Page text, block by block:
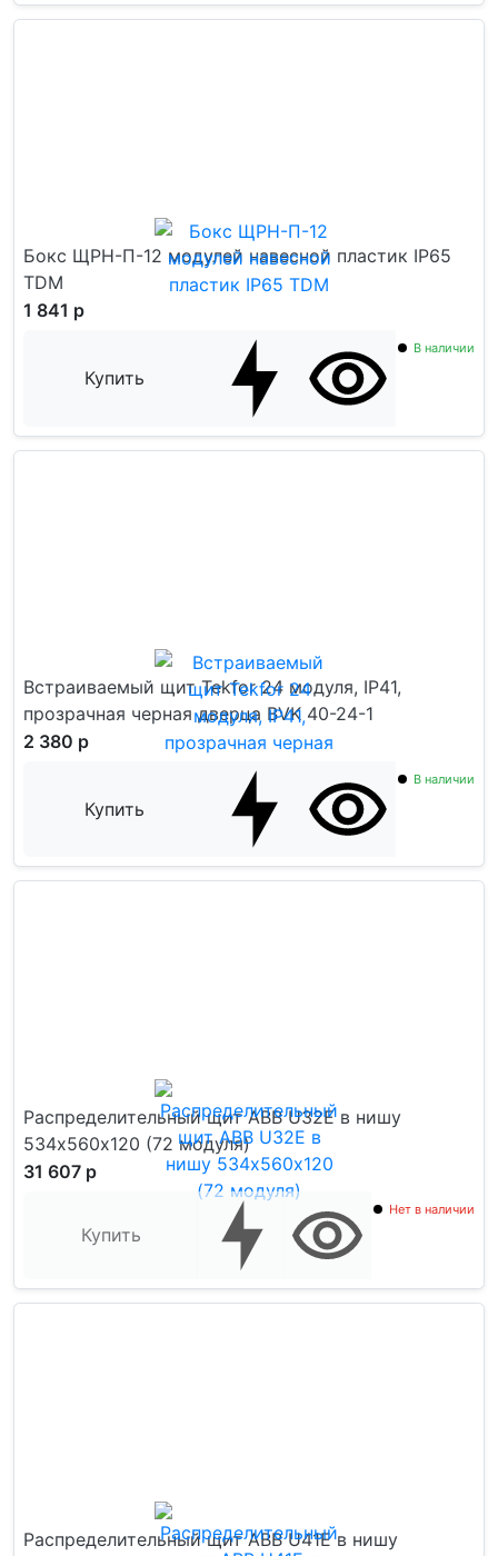
Бокс ЩРН-П-12 модулей навесной пластик IP65
TDM
1 841 р
Купить
В наличии
Встраиваемый щит Tekfor 24 модуля, IP41,
прозрачная черная дверца BVK 40-24-1
2 380 р
Купить
В наличии
Распределительный щит ABB U32E в нишу
534х560х120 (72 модуля)
31 607 р
Купить
Нет в наличии
Распределительный щит ABB U41E в нишу